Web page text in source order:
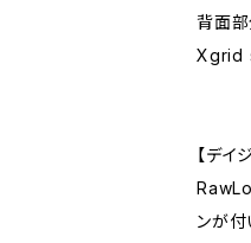
背面部
Xgrid
【デイ
ンが付